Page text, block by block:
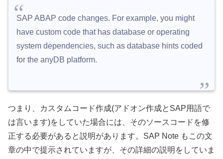
SAP ABAP code changes. For example, you might
have custom code that has database or operating
system dependencies, such as database hints coded
for the anyDB platform.
つまり、カスタムコード作成(アドオン作成とSAP用語で
は言います)をしていた場合には、そのソースコードを修
正する必要があると説明があります。SAP Note もこの文
章の中で提示されていますが、その詳細の説明をしていま